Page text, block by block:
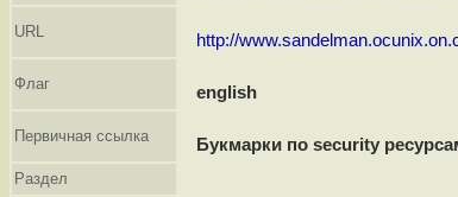
URL http://
Флаг english
Первичная ссылка Букмарки по security
Раздел